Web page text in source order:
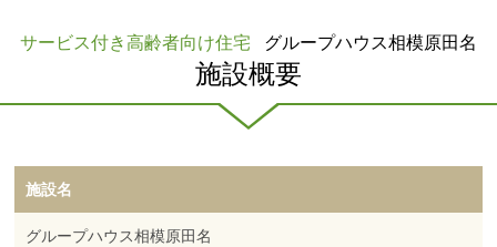
サービス付き高齢者向け住宅 グループハウス相模原田名
施設概要
施設名
グループハウス相模原田名